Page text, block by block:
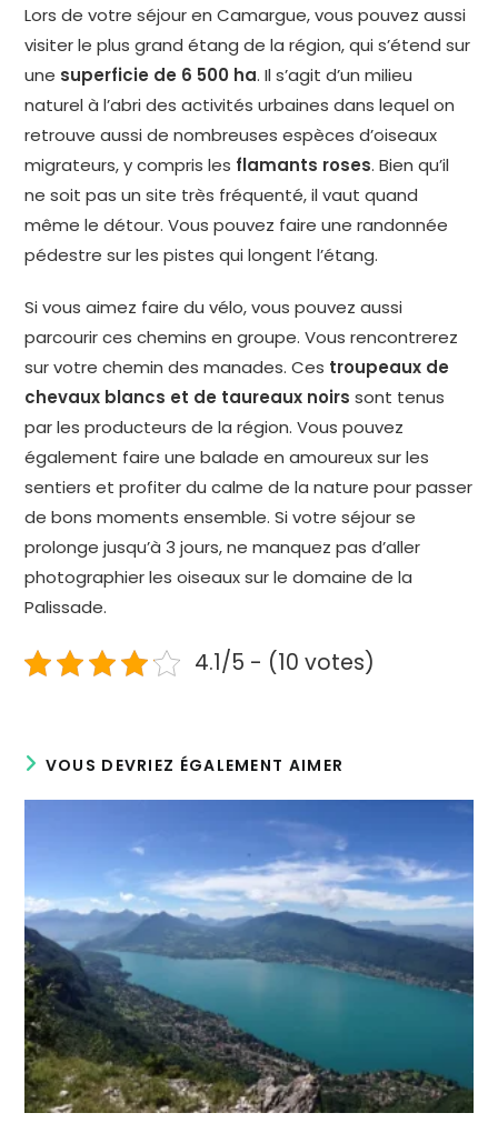
Lors de votre séjour en Camargue, vous pouvez aussi
visiter le plus grand étang de la région, qui s’étend sur
une superficie de 6 500 ha. Il s’agit d’un milieu
naturel à l’abri des activités urbaines dans lequel on
retrouve aussi de nombreuses espèces d’oiseaux
migrateurs, y compris les flamants roses. Bien qu’il
ne soit pas un site très fréquenté, il vaut quand
même le détour. Vous pouvez faire une randonnée
pédestre sur les pistes qui longent l’étang.
Si vous aimez faire du vélo, vous pouvez aussi
parcourir ces chemins en groupe. Vous rencontrerez
sur votre chemin des manades. Ces troupeaux de
chevaux blancs et de taureaux noirs sont tenus
par les producteurs de la région. Vous pouvez
également faire une balade en amoureux sur les
sentiers et profiter du calme de la nature pour passer
de bons moments ensemble. Si votre séjour se
prolonge jusqu’à 3 jours, ne manquez pas d’aller
photographier les oiseaux sur le domaine de la
Palissade.
4.1/5 - (10 votes)
VOUS DEVRIEZ ÉGALEMENT AIMER